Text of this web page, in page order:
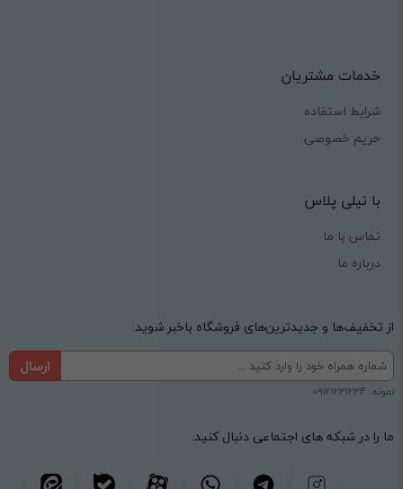
خدمات مشتریان
شرایط استفاده
حریم خصوصی
با نیلی پلاس
تماس با ما
درباره ما
از تخفیف‌ها و جدیدترین‌های فروشگاه باخبر شوید:
ارسال
نمونه: 09121231234
ما را در شبکه های اجتماعی دنبال کنید.